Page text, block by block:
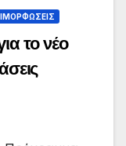
το νέο